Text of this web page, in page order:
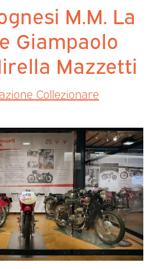
M.M. La
Giampaolo
Mazzetti
Collezionare